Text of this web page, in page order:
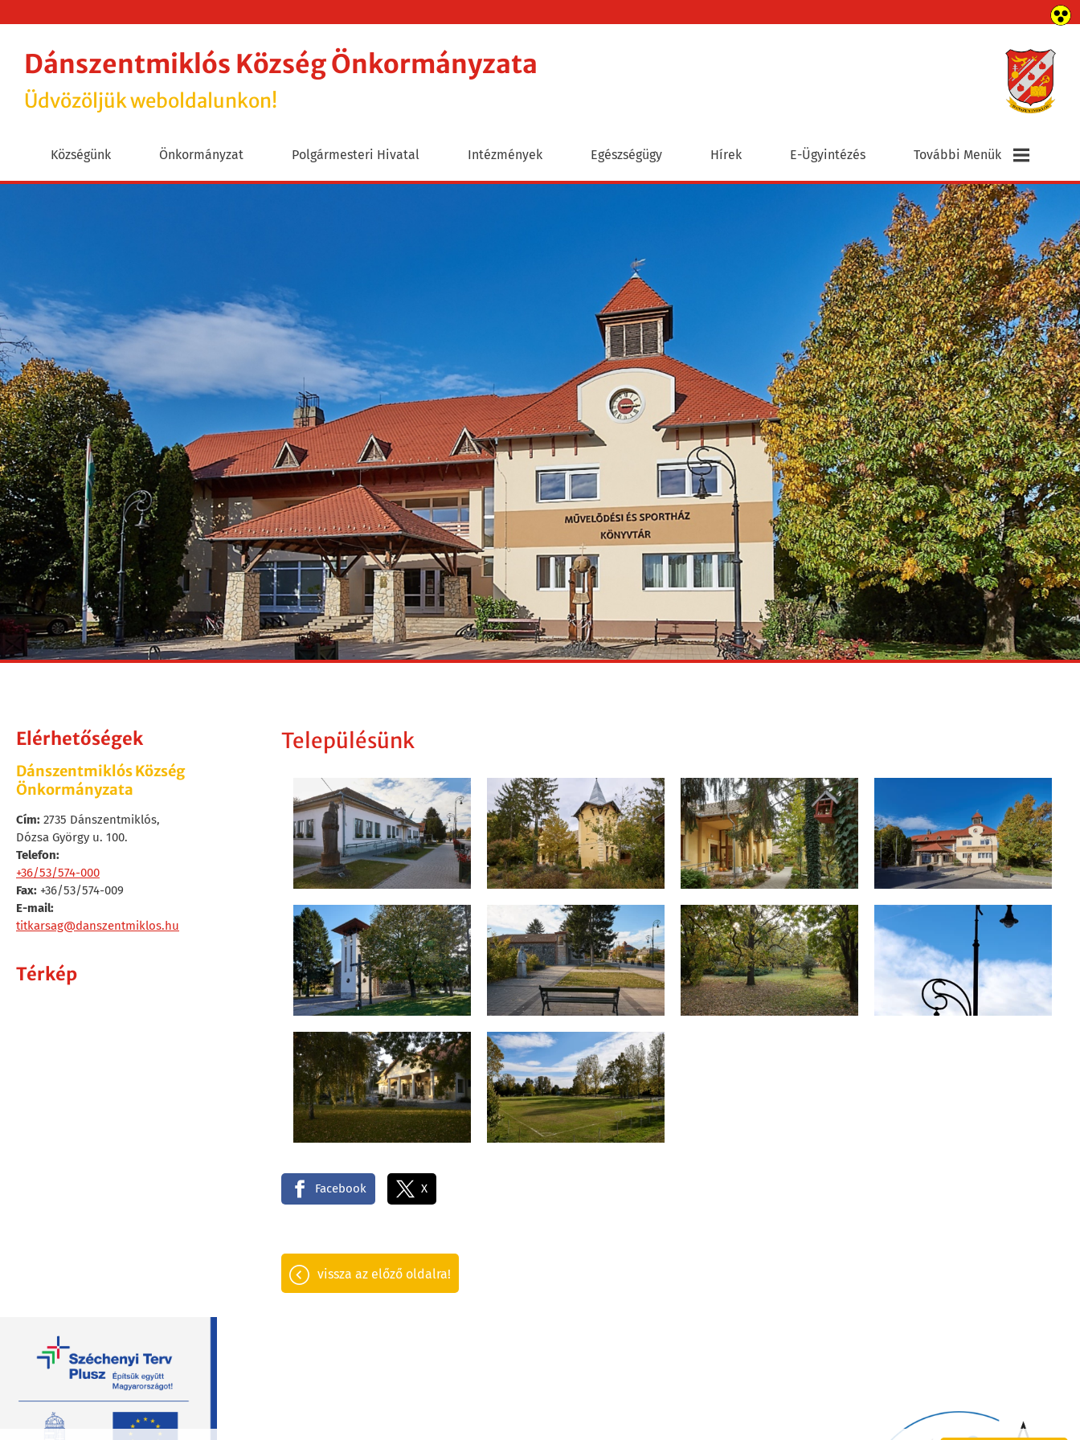
Dánszentmiklós Község Önkormányzata
Üdvözöljük weboldalunkon!
Községünk Önkormányzat Polgármesteri Hivatal Intézmények Egészségügy Hírek E-Ügyintézés További Menük
Elérhetőségek
Civil Szervezetek
Egyházak
Pályázatok
Vállalkozások
Idegenforgalom
Településfejlesztés
Galéria
Hibabejelentés
Elérhetőségek
Dánszentmiklós Község
Önkormányzata
Cím: 2735 Dánszentmiklós,
Dózsa György u. 100.
Telefon:
+36/53/574-000
Fax: +36/53/574-009
E-mail:
titkarsag@danszentmiklos.hu
Térkép
útvonaltervezés
Településünk
Facebook X
vissza az előző oldalra!